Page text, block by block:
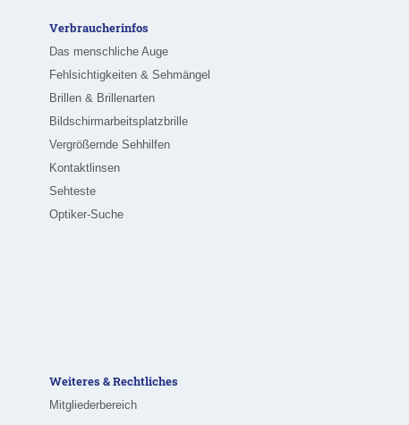
Verbraucherinfos
Das menschliche Auge
Fehlsichtigkeiten & Sehmängel
Brillen & Brillenarten
Bildschirmarbeitsplatzbrille
Vergrößernde Sehhilfen
Kontaktlinsen
Sehteste
Optiker-Suche
Weiteres & Rechtliches
Mitgliederbereich